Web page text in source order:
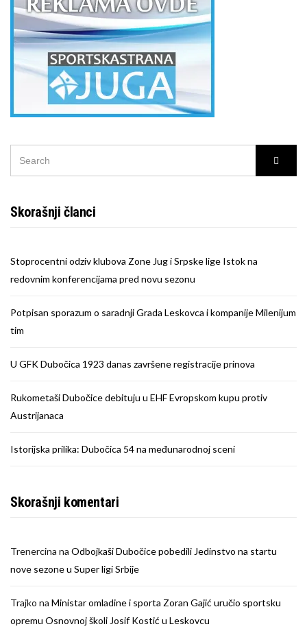
Skorašnji članci
Stoprocentni odziv klubova Zone Jug i Srpske lige Istok na
redovnim konferencijama pred novu sezonu
Potpisan sporazum o saradnji Grada Leskovca i kompanije Milenijum
tim
U GFK Dubočica 1923 danas završene registracije prinova
Rukometaši Dubočice debituju u EHF Evropskom kupu protiv
Austrijanaca
Istorijska prilika: Dubočica 54 na međunarodnoj sceni
Skorašnji komentari
Trenercina na Odbojkaši Dubočice pobedili Jedinstvo na startu
nove sezone u Super ligi Srbije
Trajko na Ministar omladine i sporta Zoran Gajić uručio sportsku
opremu Osnovnoj školi Josif Kostić u Leskovcu